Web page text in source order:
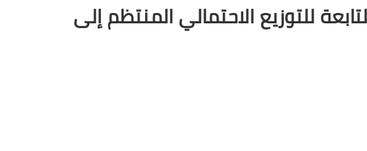
للتوزيع الاحتمالي المنتظم إلى